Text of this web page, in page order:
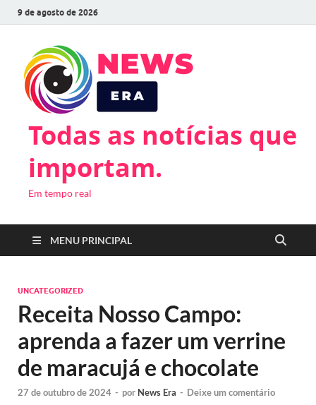
9 de agosto de 2026
Todas as notícias que
importam.
Em tempo real
MENU PRINCIPAL
UNCATEGORIZED
Receita Nosso Campo:
aprenda a fazer um verrine
de maracujá e chocolate
27 de outubro de 2024 - por News Era - Deixe um comentário